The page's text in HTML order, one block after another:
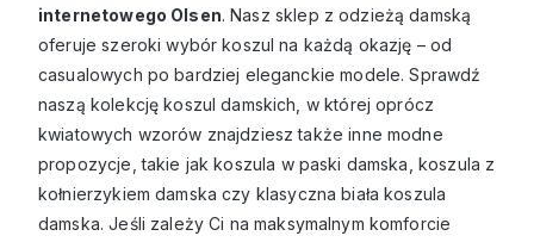
internetowego Olsen. Nasz sklep z odzieżą damską
oferuje szeroki wybór koszul na każdą okazję – od
casualowych po bardziej eleganckie modele. Sprawdź
naszą kolekcję koszul damskich, w której oprócz
kwiatowych wzorów znajdziesz także inne modne
propozycje, takie jak koszula w paski damska, koszula z
kołnierzykiem damska czy klasyczna biała koszula
damska. Jeśli zależy Ci na maksymalnym komforcie